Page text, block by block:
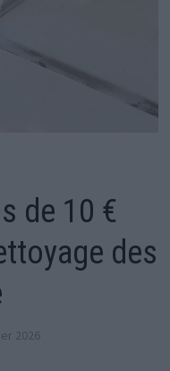
de 10 €
des
2026